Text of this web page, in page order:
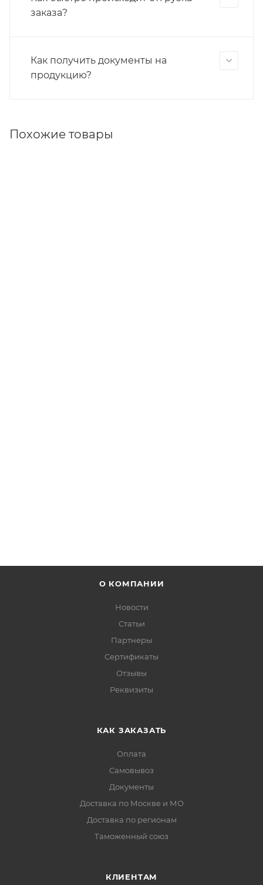
заказа?
Как получить документы на
продукцию?
Похожие товары
О КОМПАНИИ
Новости
Статьи
Партнеры
Сертификаты
Отзывы
Реквизиты
КАК ЗАКАЗАТЬ
Оплата
Самовывоз
Документы
Доставка по Москве и МО
Доставка по регионам
Таможенный союз
КЛИЕНТАМ